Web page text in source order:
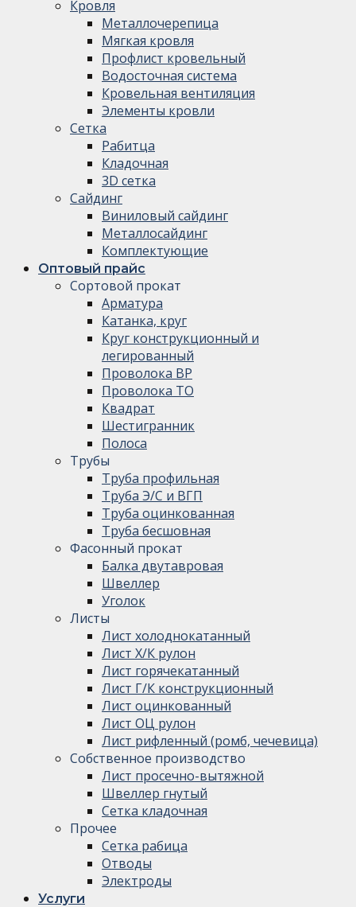
Кровля
Металлочерепица
Мягкая кровля
Профлист кровельный
Водосточная система
Кровельная вентиляция
Элементы кровли
Сетка
Рабитца
Кладочная
3D сетка
Сайдинг
Виниловый сайдинг
Металлосайдинг
Комплектующие
Оптовый прайс
Сортовой прокат
Арматура
Катанка, круг
Круг конструкционный и
легированный
Проволока ВР
Проволока ТО
Квадрат
Шестигранник
Полоса
Трубы
Труба профильная
Труба Э/С и ВГП
Труба оцинкованная
Труба бесшовная
Фасонный прокат
Балка двутавровая
Швеллер
Уголок
Листы
Лист холоднокатанный
Лист Х/К рулон
Лист горячекатанный
Лист Г/К конструкционный
Лист оцинкованный
Лист ОЦ рулон
Лист рифленный (ромб, чечевица)
Собственное производство
Лист просечно-вытяжной
Швеллер гнутый
Сетка кладочная
Прочее
Сетка рабица
Отводы
Электроды
Услуги